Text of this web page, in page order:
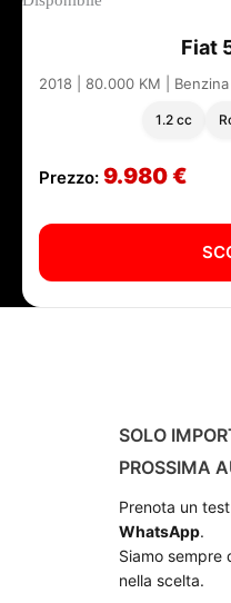
Fiat
2018 | 80.000 KM |
1.2 cc
Prezzo: 9.980 €
SOLO
PROSSIMA
Prenota un
WhatsApp.
Siamo sempre
nella scelta.